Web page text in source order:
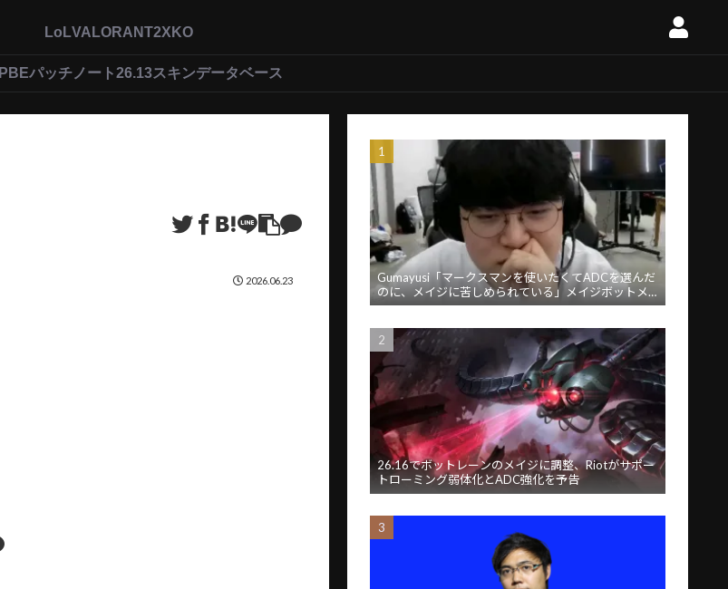
LoLVALORANT2XKO
PBEパッチノート26.13スキンデータベース
2026.06.23
Gumayusi「マークスマンを使いたくてADCを選んだ
のに、メイジに苦しめられている」メイジボットメ
タに苦言
26.16でボットレーンのメイジに調整、Riotがサポー
トローミング弱体化とADC強化を予告